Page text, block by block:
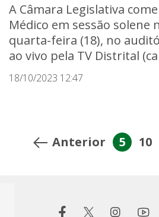
A Câmara Legislativa
Médico em sessão solene
quarta-feira (18), no
ao vivo pela TV Distrital
18/10/2023 12:47
Anterior 5 10